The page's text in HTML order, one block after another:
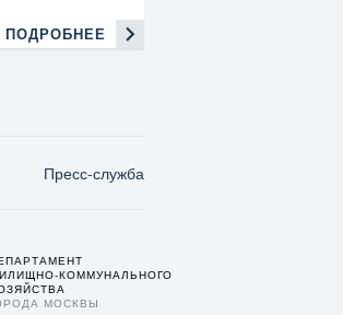
ПОДРОБНЕЕ
Пресс-служба
КОММУНАЛЬНОГО
МОСКВЫ